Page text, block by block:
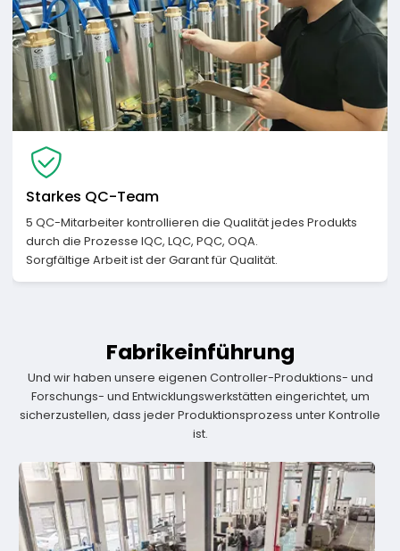
Starkes QC-Team
5 QC-Mitarbeiter kontrollieren die Qualität jedes Produkts
durch die Prozesse IQC, LQC, PQC, OQA.
Sorgfältige Arbeit ist der Garant für Qualität.
Fabrikeinführung
Und wir haben unsere eigenen Controller-Produktions- und
Forschungs- und Entwicklungswerkstätten eingerichtet, um
sicherzustellen, dass jeder Produktionsprozess unter Kontrolle
ist.